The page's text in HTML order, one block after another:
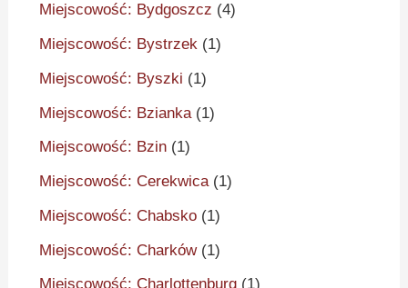
Miejscowość: Bydgoszcz (4)
Miejscowość: Bystrzek (1)
Miejscowość: Byszki (1)
Miejscowość: Bzianka (1)
Miejscowość: Bzin (1)
Miejscowość: Cerekwica(1)
Miejscowość: Chabsko (1)
Miejscowość: Charków(1)
Miejscowość: Charlottenburg (1)